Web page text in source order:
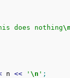
does nothing
n << ' \n ' ;